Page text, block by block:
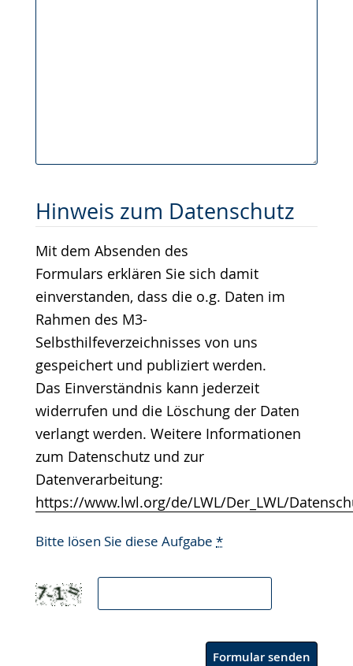
Hinweis zum Datenschutz
Mit dem Absenden des
Formulars erklären Sie sich damit
einverstanden, dass die o.g. Daten im
Rahmen des M3-
Selbsthilfeverzeichnisses von uns
gespeichert und publiziert werden.
Das Einverständnis kann jederzeit
widerrufen und die Löschung der Daten
verlangt werden. Weitere Informationen
zum Datenschutz und zur
Datenverarbeitung:
https://www.lwl.org/de/LWL/Der_LWL/
Bitte lösen Sie diese Aufgabe *
Formular senden